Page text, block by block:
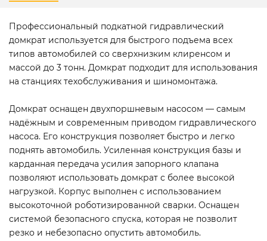
Профессиональный подкатной гидравлический
домкрат используется для быстрого подъема всех
типов автомобилей со сверхнизким клиренсом и
массой до 3 тонн. Домкрат подходит для использования
на станциях техобслуживания и шиномонтажа.
Домкрат оснащен двухпоршневым насосом — самым
надёжным и современным приводом гидравлического
насоса. Его конструкция позволяет быстро и легко
поднять автомобиль. Усиленная конструкция базы и
карданная передача усилия запорного клапана
позволяют использовать домкрат с более высокой
нагрузкой. Корпус выполнен с использованием
высокоточной роботизированной сварки. Оснащен
системой безопасного спуска, которая не позволит
резко и небезопасно опустить автомобиль.